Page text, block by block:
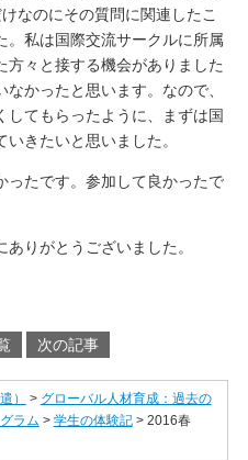
なのにその質問に関連したこ
。私は国際交流サークルに所属
方々と接する機会がありました
かったと思います。なので、
してもらったように、まずは国
きたいと思いました。
ったです。参加して良かったで
りがとうございました。
次の記事
） > グローバル人材育成：過去の
ラム > 学生の体験記> 2016春